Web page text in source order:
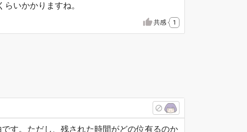
いかかりますね。
共感 1
す。ただし、残された時間がどの位有るのか